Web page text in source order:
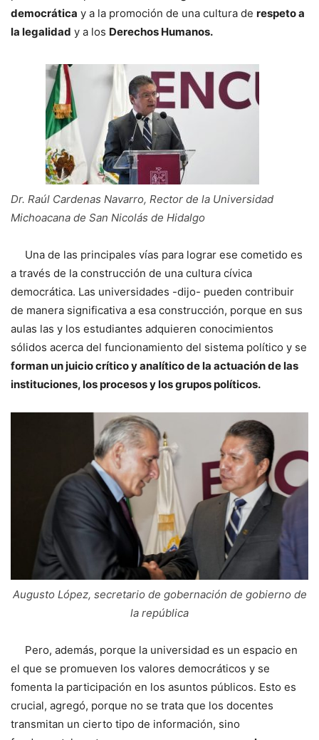
democrática y a la promoción de una cultura de respeto a
la legalidad y a los Derechos Humanos.
Dr. Raúl Cardenas Navarro, Rector de la Universidad
Michoacana de San Nicolás de Hidalgo
Una de las principales vías para lograr ese cometido es
a través de la construcción de una cultura cívica
democrática. Las universidades -dijo- pueden contribuir
de manera significativa a esa construcción, porque en sus
aulas las y los estudiantes adquieren conocimientos
sólidos acerca del funcionamiento del sistema político y se
forman un juicio crítico y analítico de la actuación de las
instituciones, los procesos y los grupos políticos.
Augusto López, secretario de gobernación de gobierno de
la república
Pero, además, porque la universidad es un espacio en
el que se promueven los valores democráticos y se
fomenta la participación en los asuntos públicos. Esto es
crucial, agregó, porque no se trata que los docentes
transmitan un cierto tipo de información, sino